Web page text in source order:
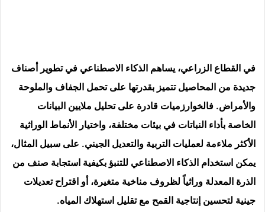
في القطاع الزراعي، يساهم الذكاء الاصطناعي في تطوير أصناف
جديدة من المحاصيل تتميز بقدرتها على تحمل الجفاف والملوحة
والأمراض. فالخوارزميات قادرة على تحليل ملايين البيانات
الخاصة بأداء النباتات في بيئات مختلفة، واختيار الأنماط الوراثية
الأكثر ملاءمة لعمليات التربية والتعديل الجيني. على سبيل المثال،
يمكن استخدام الذكاء الاصطناعي للتنبؤ بكيفية استجابة صنف من
الذرة المعدلة وراثياً لظروف مناخية متغيرة، أو اقتراح تعديلات
جينية لتحسين إنتاجية القمح مع تقليل استهلاك المياه.